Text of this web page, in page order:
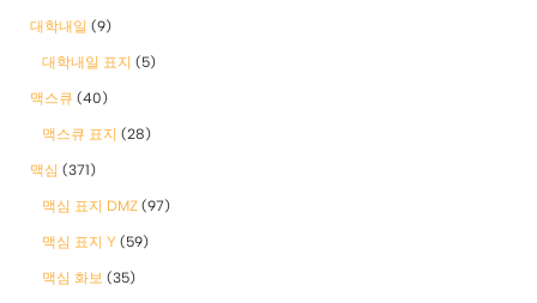
대학내일 (9)
대학내일 표지 (5)
맥스큐 (40)
맥스큐 표지 (28)
맥심 (371)
맥심 표지 DMZ (97)
맥심 표지 Y (59)
맥심 화보 (35)